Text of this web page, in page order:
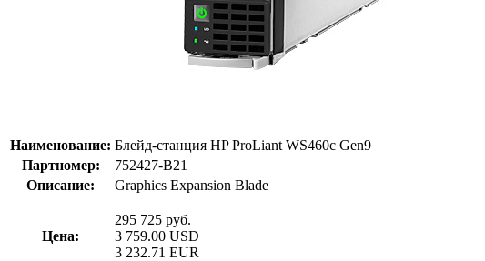
Наименование: Блейд-станция HP ProLiant WS460c Gen9
Партномер:
752427-B21
Описание:
Graphics Expansion Blade
Цена:
295 725 руб.
3 759.00 USD
3 232.71 EUR